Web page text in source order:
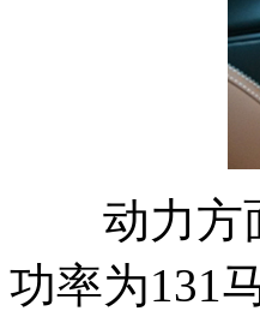
动力方面
功率为131